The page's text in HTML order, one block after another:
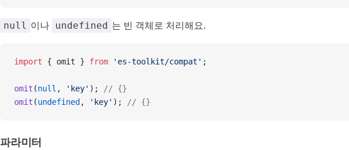
null 이나 undefined 는 빈 객체로 처리해요.
import { omit } from 'es-toolkit/compat' ;
omit (null , 'key' );
// {}
omit (undefined , 'key' ); // {}
파라미터